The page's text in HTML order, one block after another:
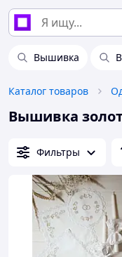
Вышивка
Каталог товаров
Вышивка
Фильтры